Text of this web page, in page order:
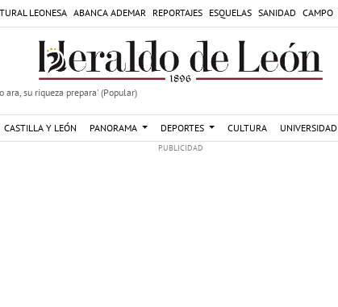
LEONESA ABANCA ADEMAR REPORTAJES ESQUELAS SANIDAD CAMPO
ara, su riqueza prepara' (Popular)
CASTILLA Y LEÓN PANORAMA DEPORTES CULTURA UNIVERSIDAD